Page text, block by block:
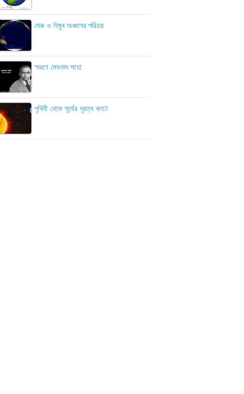
মেরু ও বিষুব অঞ্চলের পরিচয়
স্মরণে মেঘনাদ সাহা
পৃথিবী থেকে সূর্যের দূরত্ব কত?